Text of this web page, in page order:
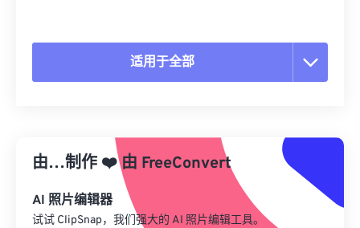
适用于全部
从预设应用
另存为预设
由…制作 ❤️由 FreeConvert
AI 照片编辑器
试试 ClipSnap，我们强大的 AI 照片编辑工具。